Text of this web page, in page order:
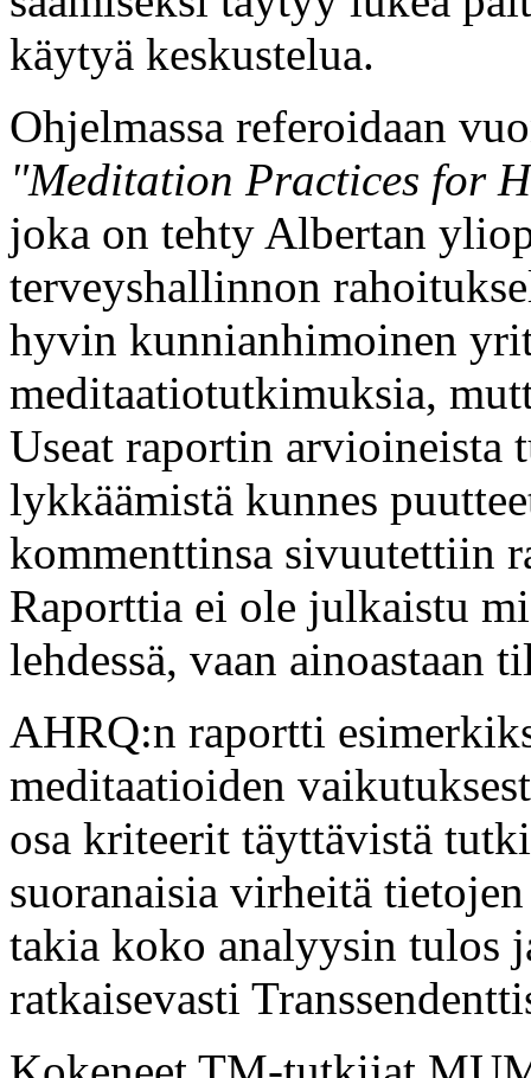
käytyä keskustelua.
Ohjelmassa referoidaan
"Meditation Practices for
joka on tehty Albertan
terveyshallinnon
hyvin kunnianhimoinen
meditaatiotutkimuksia,
Useat raportin arvioineista
lykkäämistä kunnes
kommenttinsa sivuutettiin
Raporttia ei ole julkaistu
lehdessä, vaan ainoastaan
AHRQ:n raportti
meditaatioiden
osa kriteerit täyttävistä
suoranaisia virheitä
takia koko analyysin tulos
ratkaisevasti